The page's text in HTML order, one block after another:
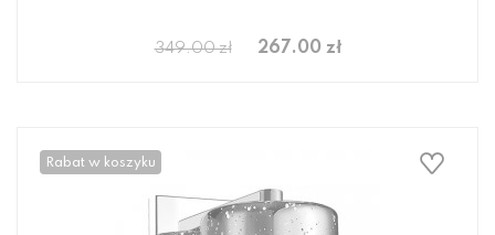
349.00 zł 267.00 zł
Rabat w koszyku